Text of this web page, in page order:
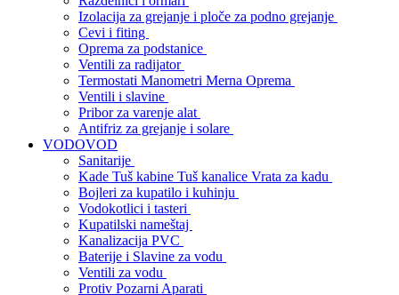
Izolacija za grejanje i ploče za podno grejanje
Cevi i fiting
Oprema za podstanice
Ventili za radijator
Termostati Manometri Merna Oprema
Ventili i slavine
Pribor za varenje alat
Antifriz za grejanje i solare
VODOVOD
Sanitarije
Kade Tuš kabine Tuš kanalice Vrata za kadu
Bojleri za kupatilo i kuhinju
Vodokotlici i tasteri
Kupatilski nameštaj
Kanalizacija PVC
Baterije i Slavine za vodu
Ventili za vodu
Protiv Pozarni Aparati